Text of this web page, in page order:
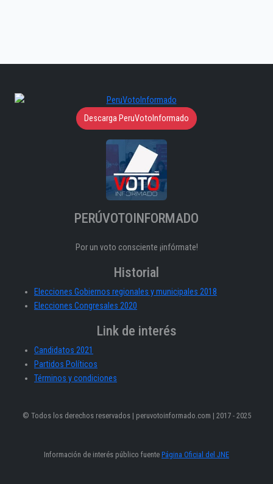
Descarga PeruVotoInformado
PERÚVOTOINFORMADO
Por un voto consciente ¡infórmate!
Historial
Elecciones Gobiernos regionales y municipales 2018
Elecciones Congresales 2020
Link de interés
Candidatos 2021
Partidos Políticos
Términos y condiciones
© Todos los derechos reservados | peruvotoinformado.com | 2017 - 2025
Información de interés público fuente Página Oficial del JNE